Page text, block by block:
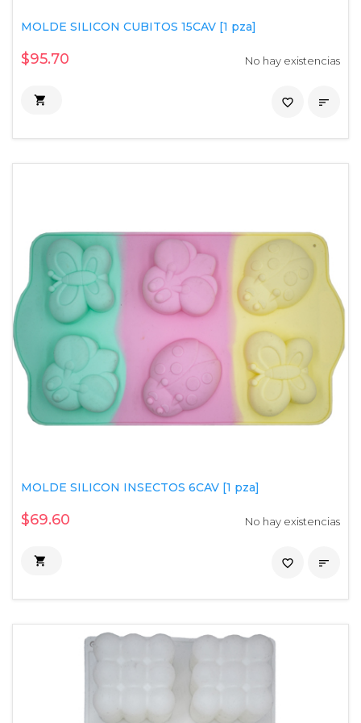
MOLDE SILICON CUBITOS 15CAV [1 pza]
$95.70 No hay existencias
 
favorite_border
MOLDE SILICON INSECTOS 6CAV [1 pza]
$69.60 No hay existencias
 
favorite_border